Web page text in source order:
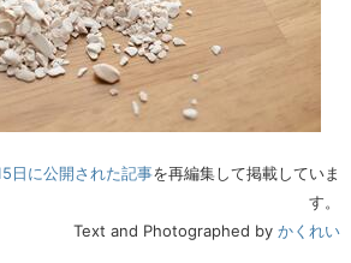
日に公開された記事を再編集して掲載していま
す。
Text and Photographed by かくれい